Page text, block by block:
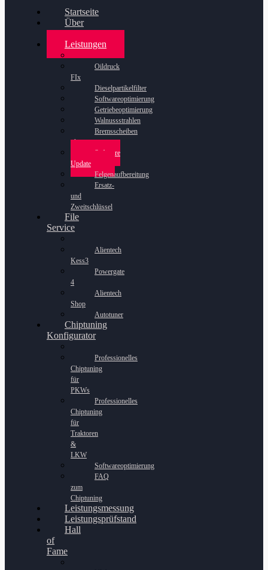
Startseite
Über
uns
Leistungen
Oildruck
FIx
Dieselpartikelfilter
Softwareoptimierung
Getriebeoptimierung
Walnussstrahlen
Bremsscheiben
planen
Software
Update
Felgenaufbereitung
Ersatz-
und
Zweitschlüssel
File
Service
Alientech
Kess3
Powergate
4
Alientech
Shop
Autotuner
Chiptuning
Konfigurator
Professionelles
Chiptuning
für
PKWs
Professionelles
Chiptuning
für
Traktoren
&
LKW
Softwareoptimierung
FAQ
zum
Chiptuning
Leistungsmessung
Leistungsprüfstand
Hall
of
Fame